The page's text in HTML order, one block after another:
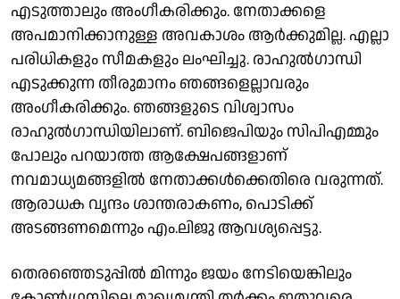
എടുത്താലും അംഗീകരിക്കും. നേതാക്കളെ
അപമാനിക്കാനുള്ള അവകാശം ആർക്കുമില്ല. എല്ലാ
പരിധികളും സീമകളും ലംഘിച്ചു. രാഹുൽഗാന്ധി
എടുക്കുന്ന തീരുമാനം ഞങ്ങളെല്ലാവരും
അംഗീകരിക്കും. ഞങ്ങളുടെ വിശ്വാസം
രാഹുൽഗാന്ധിയിലാണ്. ബിജെപിയും സിപിഎമ്മും
പോലും പറയാത്ത ആക്ഷേപങ്ങളാണ്
നവമാധ്യമങ്ങളിൽ നേതാക്കൾക്കെതിരെ വരുന്നത്.
ആരാധക വൃന്ദം ശാന്തരാകണം, പൊടിക്ക്
അടങ്ങണമെന്നും എം.ലിജു ആവശ്യപ്പെട്ടു.
തെരഞ്ഞെടുപ്പിൽ മിന്നും ജയം നേടിയെങ്കിലും